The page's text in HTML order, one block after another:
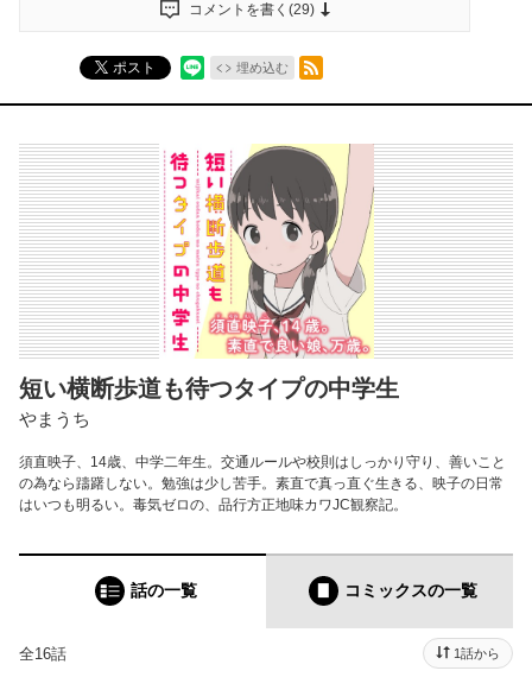
コメントを書く(29)
ポスト 埋め込む
RSSフィード
短い横断歩道も待つタイプの中学生
やまうち
須直映子、14歳、中学二年生。交通ルールや校則はしっかり守り、善いこと
の為なら躊躇しない。勉強は少し苦手。素直で真っ直ぐ生きる、映子の日常
はいつも明るい。毒気ゼロの、品行方正地味カワJC観察記。
話の一覧 コミックスの一覧
全16話 1話から